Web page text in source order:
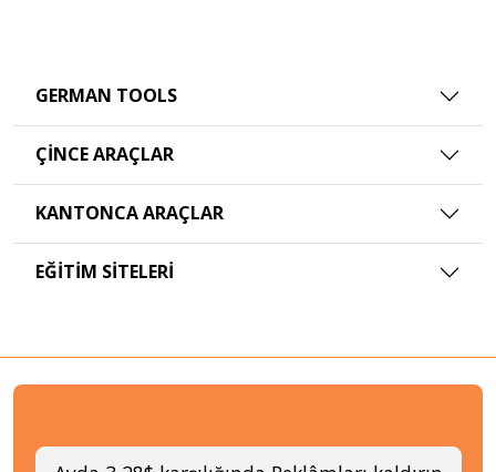
GERMAN TOOLS
ÇINCE ARAÇLAR
KANTONCA ARAÇLAR
EĞITIM SITELERI